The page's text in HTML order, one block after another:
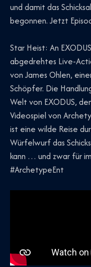
und damit das
begonnen. Jetzt
Star Heist: An
abgedrehtes Live-
von James Ohlen,
Schöpfer. Die
Welt von EXODUS,
Videospiel von
ist eine wilde Reise
Würfelwurf das
kann … und zwar für
#ArchetypeEnt